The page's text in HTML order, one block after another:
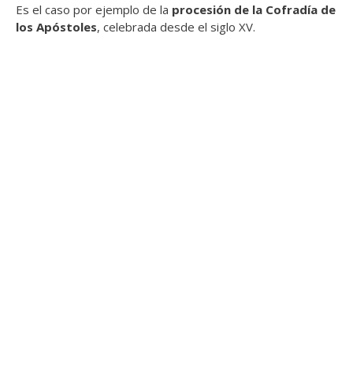
Es el caso por ejemplo de la procesión de la Cofradía de
los Apóstoles, celebrada desde el siglo XV.